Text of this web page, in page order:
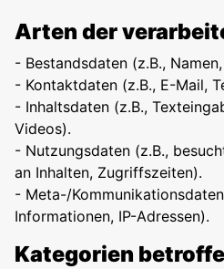
Arten der
- Bestandsdaten (z.B.,
- Kontaktdaten (z.B., E-Mail,
- Inhaltsdaten (z.B.,
Videos).
- Nutzungsdaten (z.B.,
an Inhalten, Zugriffszeiten).
- Meta-/
Informationen, IP-Adressen).
Kategorien